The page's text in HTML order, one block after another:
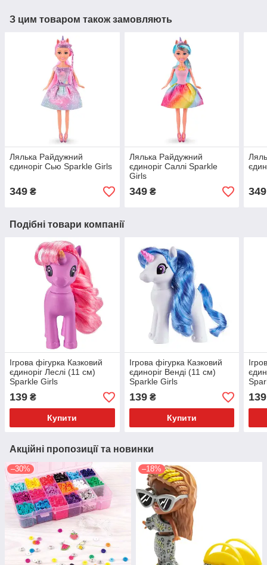
З цим товаром також замовляють
Лялька Райдужний
єдиноріг Сью Sparkle Girls
349 ₴
Лялька Райдужний
єдиноріг Саллі Sparkle
Girls
349₴ 349
Подібні товари компанії
Ігрова фігурка Казковий
єдиноріг Леслі (11 см)
Sparkle Girls
139 ₴
Купити
Ігрова фігурка Казковий
єдиноріг Венді (11 см)
Sparkle Girls
139₴
Купити
139
Акційні пропозиції та новинки
–30% –18%